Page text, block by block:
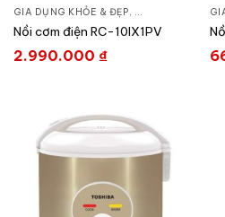
GIA DỤNG KHỎE & ĐẸP, NỒI - ẤM - CA -
Nồi cơm điện RC-10IX1PV
2.990.000 ₫